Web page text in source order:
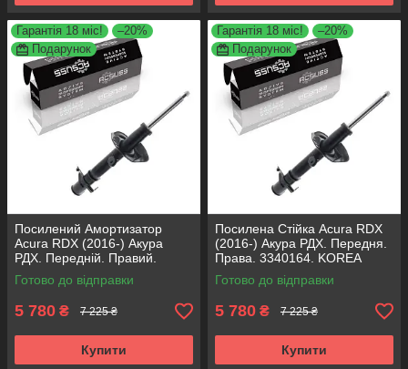
Гарантія 18 міс!
–20%
Подарунок
Посилений Амортизатор
Acura RDX (2016-) Акура
РДХ. Передній. Правий.
3340164. KOREA Аксусс!
Готово до відправки
5 780 ₴ 7 225 ₴
Купити
Гарантія 18 міс!
–20%
Подарунок
Посилена Стійка Acura RDX
(2016-) Акура РДХ. Передня.
Права. 3340164. KOREA
Аксусс!
Готово до відправки
5 780 ₴ 7 225 ₴
Купити